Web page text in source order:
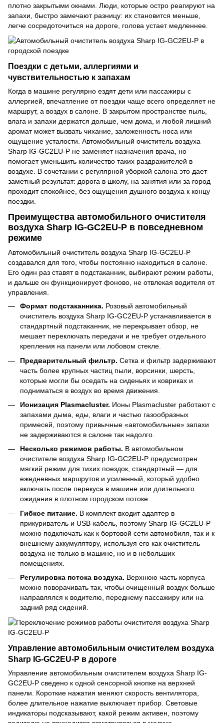
плотно закрытыми окнами. Люди, которые остро реагируют на
запахи, быстро замечают разницу: их становится меньше,
легче сосредоточиться на дороге, голова устает медленнее.
Поездки с детьми, аллергиями и
чувствительностью к запахам
Когда в машине регулярно ездят дети или пассажиры с
аллергией, впечатление от поездки чаще всего определяет не
маршрут, а воздух в салоне. В закрытом пространстве пыль,
влага и запахи держатся дольше, чем дома, и любой лишний
аромат может вызвать чихание, заложенность носа или
ощущение усталости. Автомобильный очиститель воздуха
Sharp IG-GC2EU-P не заменяет назначения врача, но
помогает уменьшить количество таких раздражителей в
воздухе. В сочетании с регулярной уборкой салона это дает
заметный результат: дорога в школу, на занятия или за город
проходит спокойнее, без ощущения душного воздуха к концу
поездки.
Преимущества автомобильного очистителя
воздуха Sharp IG-GC2EU-P в повседневном
режиме
Автомобильный очиститель воздуха Sharp IG-GC2EU-P
создавался для того, чтобы постоянно находиться в салоне.
Его один раз ставят в подстаканник, выбирают режим работы,
и дальше он функционирует фоново, не отвлекая водителя от
управления.
Формат подстаканника. Розовый автомобильный
очиститель воздуха Sharp IG-GC2EU-P устанавливается в
стандартный подстаканник, не перекрывает обзор, не
мешает переключать передачи и не требует отдельного
крепления на панели или лобовом стекле.
Предварительный фильтр. Сетка и фильтр задерживают
часть более крупных частиц пыли, ворсинки, шерсть,
которые могли бы оседать на сиденьях и ковриках и
подниматься в воздух во время движения.
Ионизация Plasmacluster. Ионы Plasmacluster работают с
запахами дыма, еды, влаги и частью газообразных
примесей, поэтому привычные «автомобильные» запахи
не задерживаются в салоне так надолго.
Несколько режимов работы. В автомобильном
очистителе воздуха Sharp IG-GC2EU-P предусмотрен
мягкий режим для тихих поездок, стандартный — для
ежедневных маршрутов и усиленный, который удобно
включать после перекуса в машине или длительного
ожидания в плотном городском потоке.
Гибкое питание. В комплект входит адаптер в
прикуриватель и USB-кабель, поэтому Sharp IG-GC2EU-P
можно подключать как к бортовой сети автомобиля, так и к
внешнему аккумулятору, используя его как очиститель
воздуха не только в машине, но и в небольших
помещениях.
Регулировка потока воздуха. Верхнюю часть корпуса
можно поворачивать так, чтобы очищенный воздух больше
направлялся к водителю, переднему пассажиру или на
задний ряд сидений.
Управление автомобильным очистителем воздуха
Sharp IG-GC2EU-P в дороге
Управление автомобильным очистителем воздуха Sharp IG-
GC2EU-P сведено к одной сенсорной кнопке на верхней
панели. Короткие нажатия меняют скорость вентилятора,
более длительное нажатие выключает прибор. Световые
индикаторы подсказывают, какой режим активен, поэтому